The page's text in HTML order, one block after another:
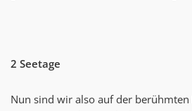
2 Seetage
Nun sind wir also auf der berühmten